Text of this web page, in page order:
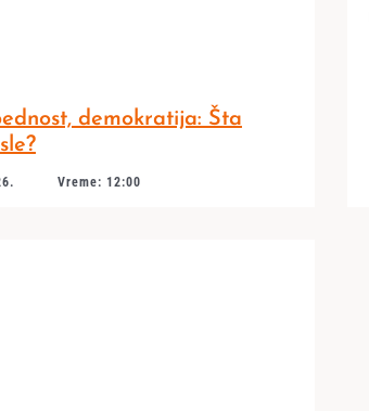
demokratija: Šta
Vreme: 12:00